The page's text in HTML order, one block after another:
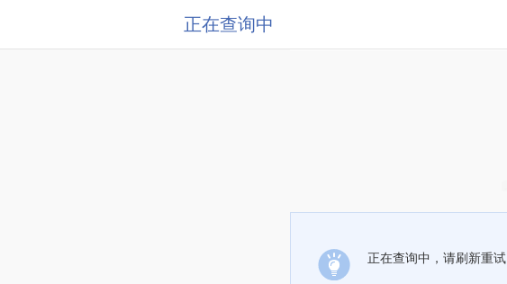
正在查询中
正在查询中，请刷新重试